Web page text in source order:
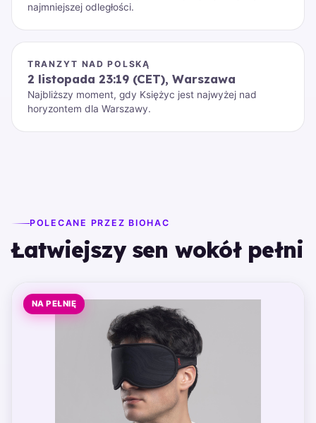
najmniejszej odległości.
TRANZYT NAD POLSKĄ
2 listopada 23:19 (CET), Warszawa
Najbliższy moment, gdy Księżyc jest najwyżej nad
horyzontem dla Warszawy.
POLECANE PRZEZ BIOHAC
Łatwiejszy sen wokół pełni
NA PEŁNIĘ